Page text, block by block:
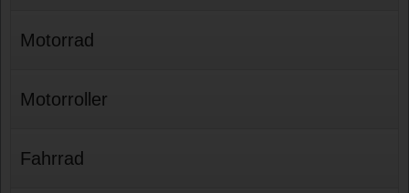
Motorrad
Motorroller
Fahrrad